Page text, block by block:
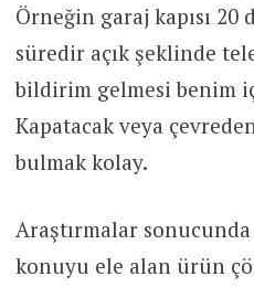
Örneğin garaj kapısı 20
süredir açık şeklinde
bildirim gelmesi benim
Kapatacak veya
bulmak kolay.
Araştırmalar
konuyu ele alan ürün